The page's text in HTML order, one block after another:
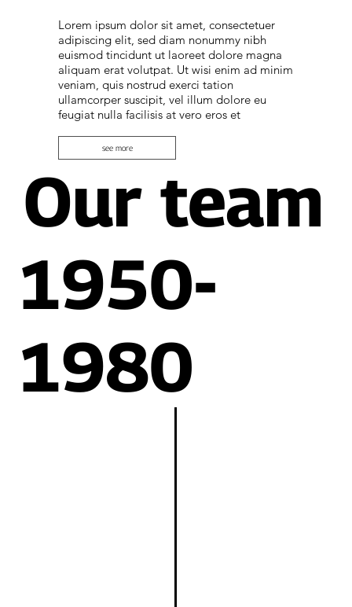
Lorem ipsum dolor sit amet, consectetuer
adipiscing elit, sed diam nonummy nibh
euismod tincidunt ut laoreet dolore magna
aliquam erat volutpat. Ut wisi enim ad minim
veniam, quis nostrud exerci tation
ullamcorper suscipit, vel illum dolore eu
feugiat nulla facilisis at vero eros et
see more
1950-
1980
Our team